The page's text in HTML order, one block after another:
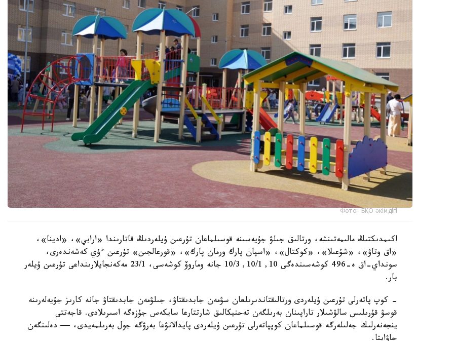
Фото: БҚО әкімдігі
اكىمدىكتىڭ مالىمەتىنشە، ورتالىق جىلۋ جۇيەسىنە قوسىلماعان تۇرعىن ۇيلەردىڭ قاتارىندا «ارابي»، «ادينا»،
«اق وتاۋ»، «شۇعىلا»، «كوكتال»، «اسپان پارك ورمان پارك»، «قورعالجىن» تۇرعىن ءۇي كەشەندەرى،
سونداي-اق ە-496 كوشەسىندەگى 10, 10/1, 10/3 جانە وماروۆ كوشەسى، 23/1 مەكەنجايلارىنداعى تۇرعىن ۇيلەر
بار.
- كوپ پاتەرلى تۇرعىن ۇيلەردى ورتالىقتاندىرىلعان سۋمەن جابدىقتاۋ، جىلۋمەن جابدىقتاۋ جانە كارىز جۇيەلەرىنە
قوسۋ قۇرىلىس سالۋشىلار تاراپىنان بەرىلگەن تەحنيكالىق شارتتارعا سايكەس جۇزەگە اسىرىلادى. قاجەتتى
ينجەنەرلىك جەلىلەرگە قوسىلماعان كوپپاتەرلى تۇرعىن ۇيلەردى پايدالانۋعا بەرۋگە جول بەرىلمەيدى، — دەلىنگەن